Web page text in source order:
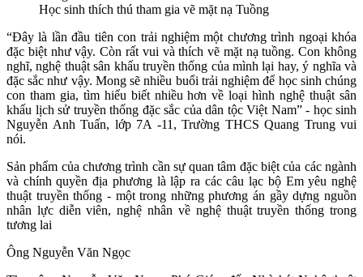
Học sinh thích thú tham gia vẽ mặt nạ Tuồng
“Đây là lần đầu tiên con trải nghiệm một chương trình ngoại khóa
đặc biệt như vậy. Còn rất vui và thích vẽ mặt nạ tuồng. Con không
nghĩ, nghệ thuật sân khấu truyền thống của mình lại hay, ý nghĩa và
đặc sắc như vậy. Mong sẽ nhiều buổi trải nghiệm để học sinh chúng
con tham gia, tìm hiểu biết nhiều hơn về loại hình nghệ thuật sân
khấu lịch sử truyền thống đặc sắc của dân tộc Việt Nam” - học sinh
Nguyễn Anh Tuấn, lớp 7A -11, Trường THCS Quang Trung vui
nói.
Sản phẩm của chương trình cần sự quan tâm đặc biệt của các ngành
và chính quyền địa phương là lập ra các câu lạc bộ Em yêu nghệ
thuật truyền thống - một trong những phương án gầy dựng nguồn
nhân lực diễn viên, nghệ nhân về nghệ thuật truyền thống trong
tương lai
Ông Nguyễn Văn Ngọc